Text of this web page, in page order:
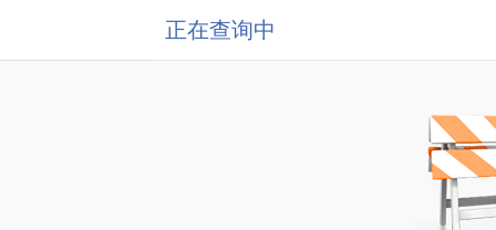
正在查询中